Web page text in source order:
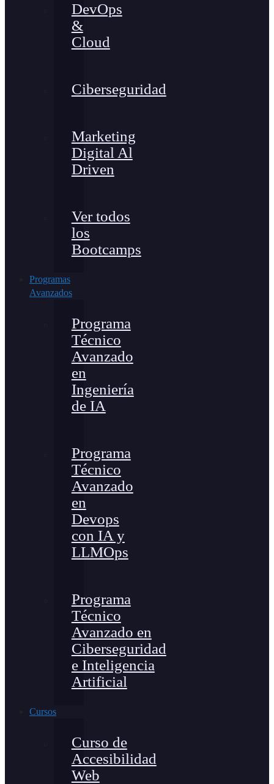
DevOps
&
Cloud
Ciberseguridad
Marketing
Digital Al
Driven
Ver todos
los
Bootcamps
Programas
Avanzados
Programa
Técnico
Avanzado
en
Ingeniería
de IA
Programa
Técnico
Avanzado
en
Devops
con IA y
LLMOps
Programa
Técnico
Avanzado en
Ciberseguridad
e Inteligencia
Artificial
Cursos
Curso de
Accesibilidad
Web